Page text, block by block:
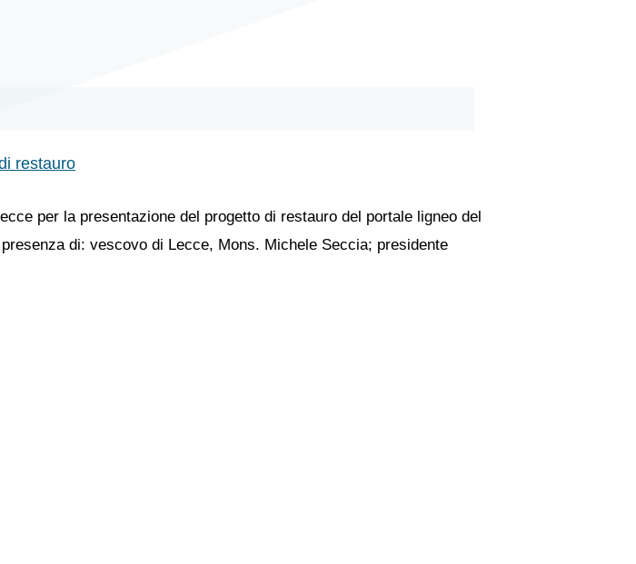
restauro
per la presentazione del progetto di restauro del portale ligneo del
di: vescovo di Lecce, Mons. Michele Seccia; presidente